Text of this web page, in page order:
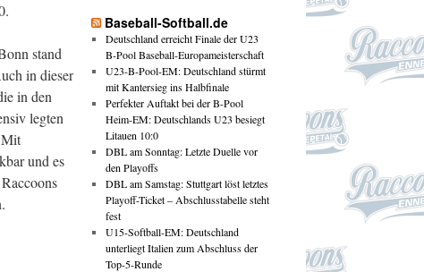
stand
in dieser
in den
legten
Mit
und es
Baseball-Softball.de
Deutschland erreicht Finale der U23
B-Pool Baseball-Europameisterschaft
U23-B-Pool-EM: Deutschland stürmt
mit Kantersieg ins Halbfinale
Perfekter Auftakt bei der B-Pool
Heim-EM: Deutschlands U23 besiegt
Litauen 10:0
DBL am Sonntag: Letzte Duelle vor
den Playoffs
DBL am Samstag: Stuttgart löst letztes
Playoff-Ticket – Abschlusstabelle steht
fest
U15-Softball-EM: Deutschland
unterliegt Italien zum Abschluss der
Top-5-Runde